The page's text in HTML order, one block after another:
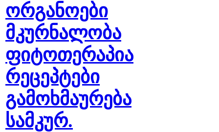
ორგანოები
მკურნალობა
ფიტოთერაპია
რეცეპტები
გამოხმაურება
სამკურ.